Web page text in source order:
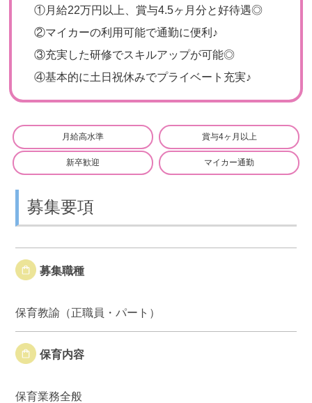
①月給22万円以上、賞与4.5ヶ月分と好待遇◎
②マイカーの利用可能で通勤に便利♪
③充実した研修でスキルアップが可能◎
④基本的に土日祝休みでプライベート充実♪
月給高水準 賞与4ヶ月以上
新卒歓迎 マイカー通勤
募集要項
募集職種
保育教諭（正職員・パート）
保育内容
保育業務全般